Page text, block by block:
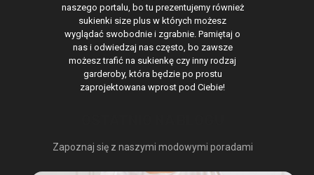
naszego portalu, bo tu prezentujemy również
sukienki size plus w których możesz
wyglądać swobodnie i zgrabnie. Pamiętaj o
nas i odwiedzaj nas często, bo zawsze
możesz trafić na sukienkę czy inny rodzaj
garderoby, która będzie po prostu
zaprojektowana wprost pod Ciebie!
Zapoznaj się z naszymi modowymi poradami